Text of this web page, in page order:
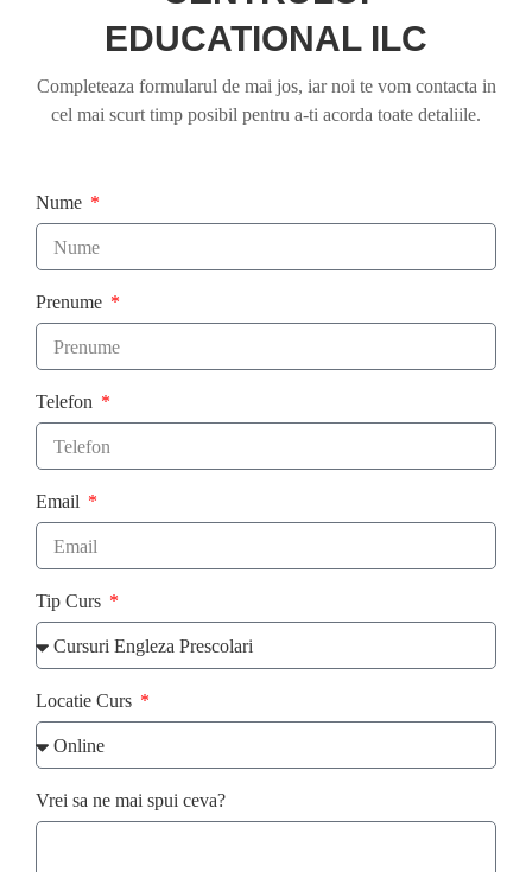
EDUCATIONAL ILC
Completeaza formularul de mai jos, iar noi te vom contacta in
cel mai scurt timp posibil pentru a-ti acorda toate detaliile.
Nume
Prenume
Telefon
Email
Tip Curs
Locatie Curs
Vrei sa ne mai spui ceva?